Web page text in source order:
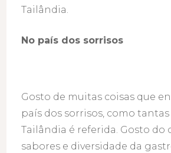
Tailândia.
No país dos sorrisos
Gosto de muitas coisas que
país dos sorrisos, como tantas
Tailândia é referida. Gosto do
sabores e diversidade da